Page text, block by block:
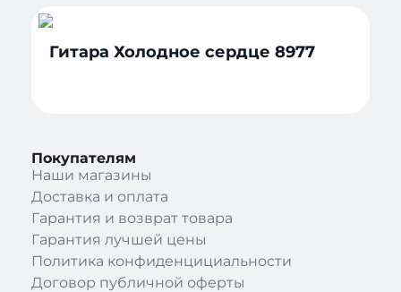
Гитара Холодное сердце 8977
Покупателям
Наши магазины
Доставка и оплата
Гарантия и возврат товара
Гарантия лучшей цены
Политика конфиденцициальности
Договор публичной оферты